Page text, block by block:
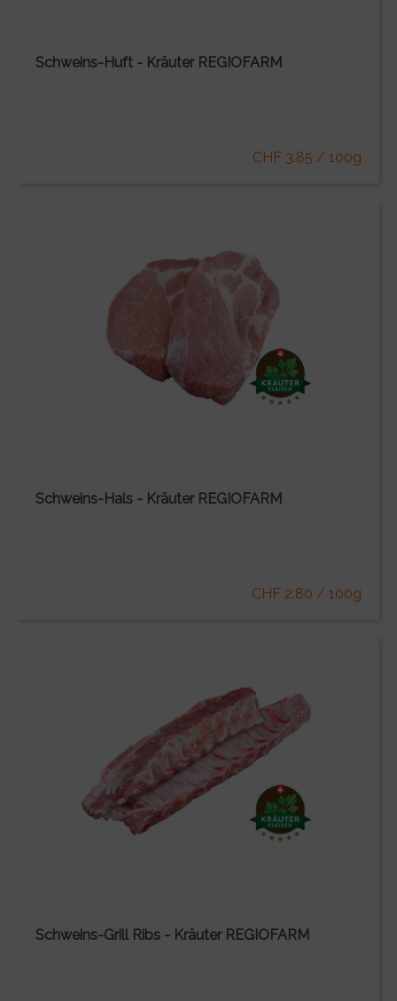
Schweins-Huft - Kräuter REGIOFARM
CHF 3.85 / 100g
Schweins-Hals - Kräuter REGIOFARM
CHF 2.80 / 100g
Schweins-Grill Ribs - Kräuter REGIOFARM